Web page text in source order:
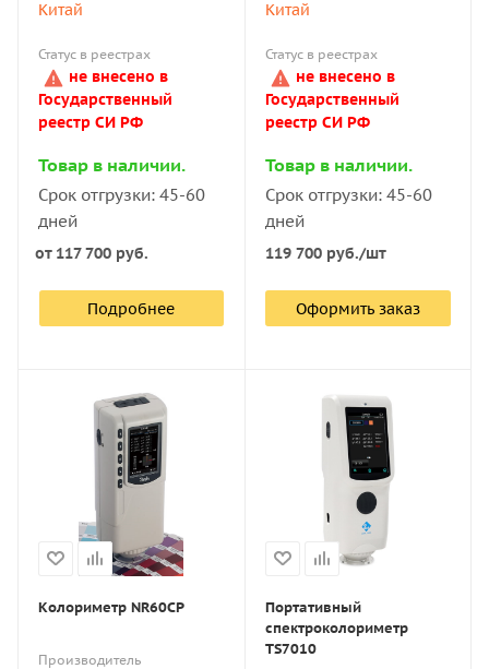
Китай
Статус в реестрах
не внесено в
Государственный
реестр СИ РФ
Товар в наличии.
Срок отгрузки: 45-60
дней
от 117 700 руб.
Подробнее
Китай
Статус в реестрах
не внесено в
Государственный
реестр СИ РФ
Товар в наличии.
Срок отгрузки: 45-60
дней
119 700руб./шт
Оформить заказ
Колориметр NR60CP
Производитель
Портативный
спектроколориметр
TS7010